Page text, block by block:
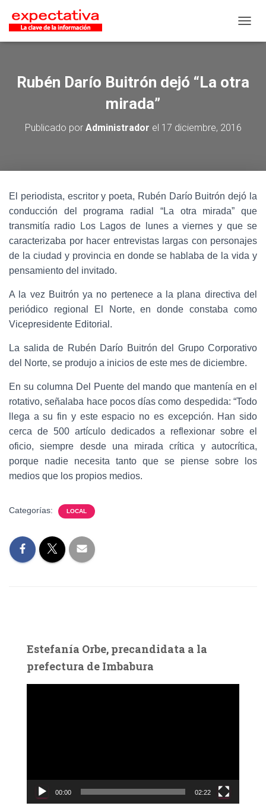
Rubén Darío Buitrón dejó “La otra
mirada”
Publicado por Administrador el 17 diciembre, 2016
El periodista, escritor y poeta, Rubén Darío Buitrón dejó la
conducción del programa radial “La otra mirada” que
transmitía radio Los Lagos de lunes a viernes y que se
caracterizaba por hacer entrevistas largas con personajes
de la ciudad y provincia en donde se hablaba de la vida y
pensamiento del invitado.
A la vez Buitrón ya no pertenece a la plana directiva del
periódico regional El Norte, en donde constaba como
Vicepresidente Editorial.
La salida de Rubén Darío Buitrón del Grupo Corporativo
del Norte, se produjo a inicios de este mes de diciembre.
En su columna Del Puente del mando que mantenía en el
rotativo, señalaba hace pocos días como despedida: “Todo
llega a su fin y este espacio no es excepción. Han sido
cerca de 500 artículo dedicados a reflexionar sobre el
oficio, siempre desde una mirada crítica y autocrítica,
porque nadie necesita tanto que se piense sobre los
medios que los propios medios.
Categorías: LOCAL
Estefanía Orbe, precandidata a la
prefectura de Imbabura
c
00:00 02:22